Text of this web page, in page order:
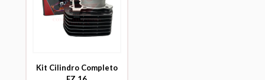
Kit Cilindro Completo